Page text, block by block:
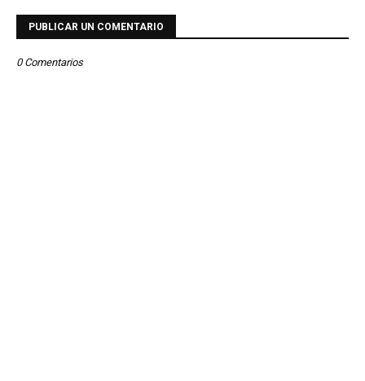
PUBLICAR UN COMENTARIO
0 Comentarios